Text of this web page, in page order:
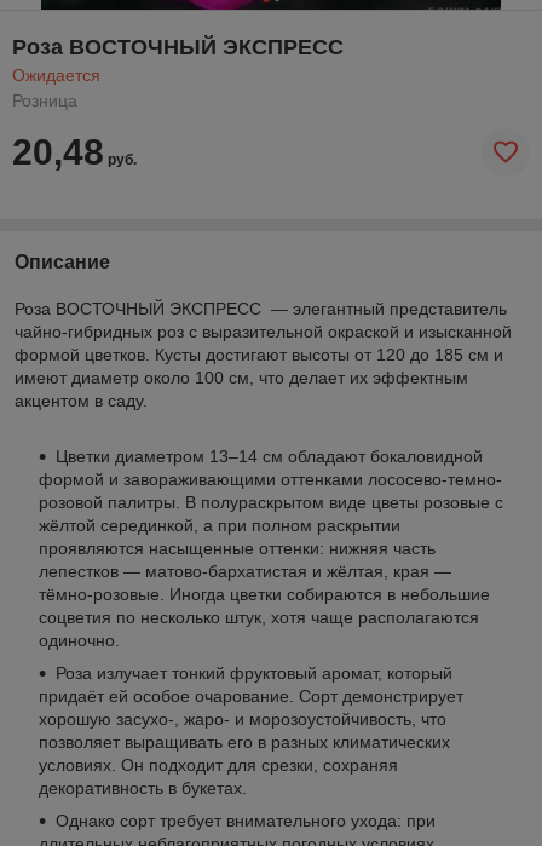
Роза ВОСТОЧНЫЙ ЭКСПРЕСС
Ожидается
Розница
20,48 руб.
Описание
Роза ВОСТОЧНЫЙ ЭКСПРЕСС — элегантный представитель
чайно-гибридных роз с выразительной окраской и изысканной
формой цветков. Кусты достигают высоты от 120 до 185 см и
имеют диаметр около 100 см, что делает их эффектным
акцентом в саду.
Цветки диаметром 13–14 см обладают бокаловидной
формой и завораживающими оттенками лососево-темно-
розовой палитры. В полураскрытом виде цветы розовые с
жёлтой серединкой, а при полном раскрытии
проявляются насыщенные оттенки: нижняя часть
лепестков — матово-бархатистая и жёлтая, края —
тёмно-розовые. Иногда цветки собираются в небольшие
соцветия по несколько штук, хотя чаще располагаются
одиночно.
Роза излучает тонкий фруктовый аромат, который
придаёт ей особое очарование. Сорт демонстрирует
хорошую засухо-, жаро- и морозоустойчивость, что
позволяет выращивать его в разных климатических
условиях. Он подходит для срезки, сохраняя
декоративность в букетах.
Однако сорт требует внимательного ухода: при